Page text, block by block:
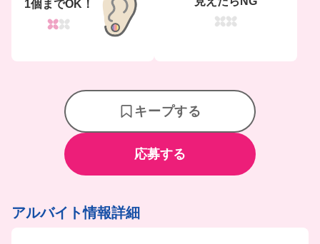
1個までOK！
キープする
応募する
アルバイト情報詳細